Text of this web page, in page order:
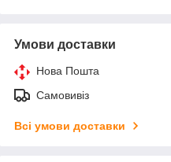
Умови доставки
Нова Пошта
Самовивіз
Всі умови доставки